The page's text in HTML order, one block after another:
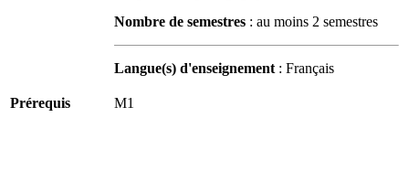
Nombre de semestres : au moins 2 semestres
Langue(s) d'enseignement: Français
Prérequis M1